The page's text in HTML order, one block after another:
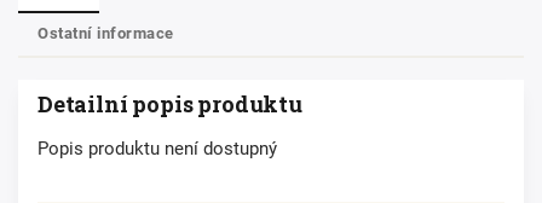
Ostatní informace
Detailní popis produktu
Popis produktu není dostupný